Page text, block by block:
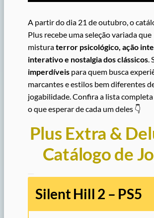
A partir do dia 21 de outubro, o
Plus recebe uma seleção variada que
misturaterror psicológico, ação
interativo e nostalgia dos clássicos .
imperdíveis para quem busca
marcantes e estilos bem diferentes
jogabilidade. Confira a lista
o que esperar de cada um deles 👇
Plus Extra &
Catálogo de
Silent Hill 2 – PS5